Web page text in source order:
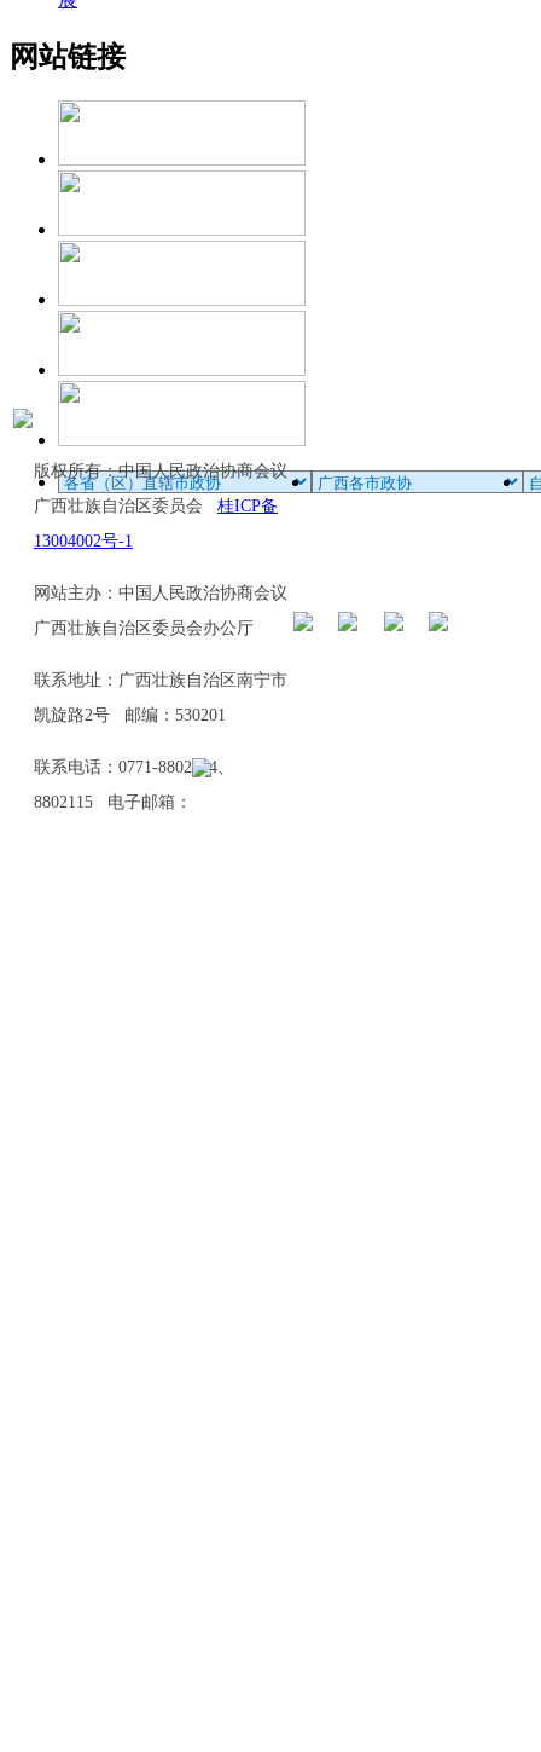
网站链接
版权所有：中国人民政治协商会议
广西壮族自治区委员会 桂ICP备
13004002号-1
网站主办：中国人民政治协商会议
广西壮族自治区委员会办公厅
联系地址：广西壮族自治区南宁市
凯旋路2号 邮编：530201
联系电话：0771-8802114、
8802115 电子邮箱：